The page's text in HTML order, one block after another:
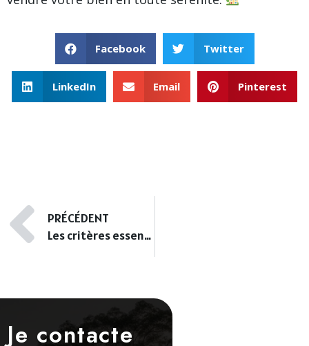
Facebook Twitter
LinkedIn Email Pinterest
PRÉCÉDENT
Les critères essentiels pour une bonne estimation immobilière dans le Bas-Rhin.
Je contacte